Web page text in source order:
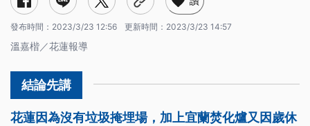
發布時間： 2023/3/23 12:56 更新時間： 2023/3/23 14:57
溫嘉楷／花蓮報導
花蓮因為沒有垃圾掩埋場，加上宜蘭焚化爐又因歲休